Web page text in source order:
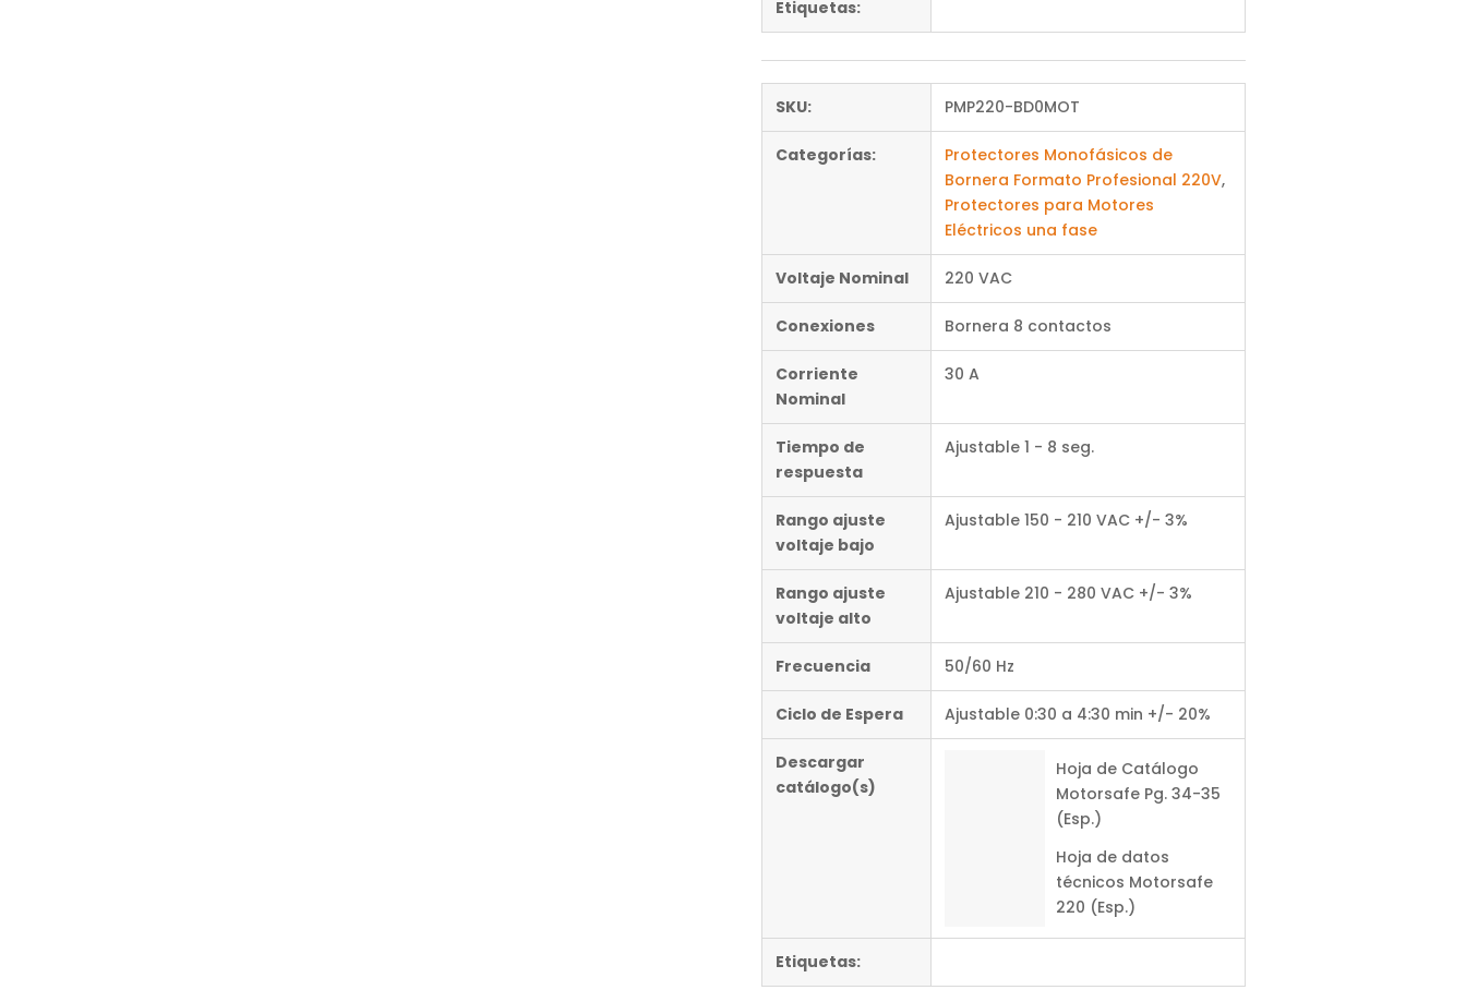
Etiquetas:
SKU: PMP220-BD0MOT
Categorías:
Protectores Monofásicos de
Bornera Formato Profesional 220V,
Protectores para Motores
Eléctricos una fase
Voltaje Nominal 220 VAC
Conexiones Bornera 8 contactos
Corriente
Nominal
30 A
Tiempo de
respuesta
Ajustable 1 - 8 seg.
Rango ajuste
voltaje bajo
Ajustable 150 - 210 VAC +/- 3%
Rango ajuste
voltaje alto
Ajustable 210 - 280 VAC +/- 3%
Frecuencia 50/60 Hz
Ciclo de Espera Ajustable 0:30 a 4:30 min +/- 20%
Descargar
catálogo(s)
Hoja de Catálogo
Motorsafe Pg. 34-35
(Esp.)
Hoja de datos
técnicos Motorsafe
220 (Esp.)
Etiquetas: